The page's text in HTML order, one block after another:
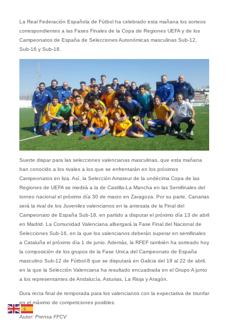
La Real Federación Española de Fútbol ha celebrado esta mañana los sorteos
correspondientes a las Fases Finales de la Copa de Regiones UEFA y de los
Campeonatos de España de Selecciones Autonómicas masculinas Sub-12,
Sub-16 y Sub-18.
Suerte dispar para las selecciones valencianas masculinas, que esta mañana
han conocido a los rivales a los que se enfrentarán en los próximos
Campeonatos en liza. Así, la Selección Amateur de la undécima Copa de las
Regiones de UEFA se medirá a la de Castilla-La Mancha en las Semifinales del
torneo nacional el próximo día 30 de marzo en Zaragoza. Por su parte, Canarias
será la rival de los Juveniles valencianos en la antesala de la Final del
Campeonato de España Sub-18, en partido a disputar el próximo día 13 de abril
en Madrid. La Comunidad Valenciana albergará la Fase Final del Nacional de
Selecciones Sub-16, en la que los valencianos deberán superar en semifinales
a Cataluña el próximo día 1 de junio. Además, la RFEF también ha sorteado hoy
la composición de los grupos de la Fase Unica del Campeonato de España
masculino Sub-12 de Fútbol-8 que se disputará en Galicia del 19 al 22 de abril,
en la que la Selección Valenciana ha resultado encuadrada en el Grupo A junto
a los representantes de Andalucía, Asturias, La Rioja y Aragón.
Dura recta final de temporada para los valencianos con la expectativa de triunfar
en el máximo de competiciones posibles.
Autor: Prensa FFCV